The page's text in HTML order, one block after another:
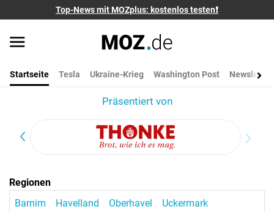
Top-News mit MOZplus: kostenlos testen❗
Startseite Tesla Ukraine-Krieg Washington Post Newsletter
Präsentiert von
Regionen
Barnim
Havelland Oberhavel
Uckermark